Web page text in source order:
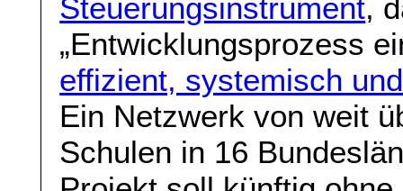
Steuerungsinstrument,
„Entwicklungsprozess
effizient, systemisch
Ein Netzwerk von weit
Schulen in 16